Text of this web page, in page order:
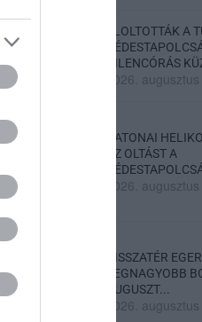
ELOLTOTTÁK A
KILENCÓRÁS
2026.
KATONAI
AZ OLTÁST A
2026.
VISSZATÉR
LEGNAGYOBB
AUGUSZT...
2026.